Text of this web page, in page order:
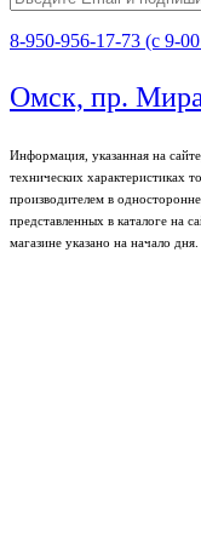
8-950-956-17-73 (с 9-
Омск, пр.
Информация, указанная на
технических характеристиках
производителем в
представленных в каталоге на
магазине указано на начало дня.